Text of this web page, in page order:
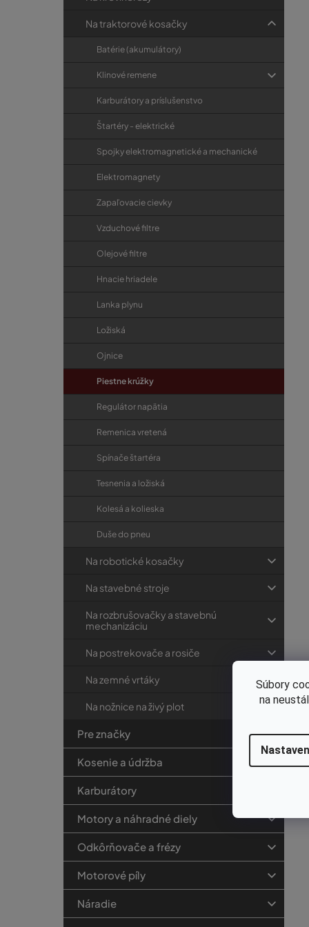
Súbory
na
Na traktorové kosačky
Batérie (akumulátory)
Klinové remene
Karburátory a príslušenstvo
Štartéry - elektrické
Spojky elektromagnetické a mechanické
Elektromagnety
Zapaľovacie cievky
Vzduchové filtre
Olejové filtre
Hnacie hriadele
Lanka plynu
Ložiská
Ojnice
Piestne krúžky
Regulátor napätia
Remenica vretená
Spínače štartéra
Tesnenia a ložiská
Kolesá a kolieska
Duše do pneu
Na robotické kosačky
Na stavebné stroje
Na rozbrušovačky a stavebnú
mechanizáciu
Na postrekovače a rosiče
Na zemné vrtáky
Na nožnice na živý plot
Pre značky
Kosenie a údržba
Karburátory
Motory a náhradné diely
Odkôrňovače a frézy
Motorové píly
Náradie